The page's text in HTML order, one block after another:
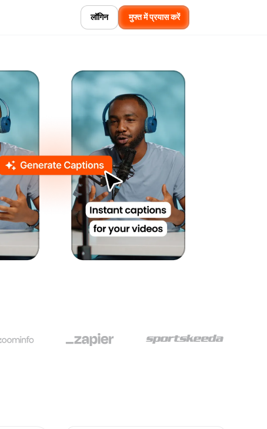
लॉगिन मुफ्त में प्रयास करें